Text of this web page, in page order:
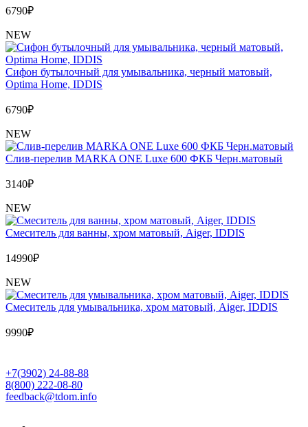
6790₽
NEW
Сифон бутылочный для умывальника, черный матовый,
Optima Home, IDDIS
6790₽
NEW
Слив-перелив MARKA ONE Luxe 600 ФКБ Черн.матовый
3140₽
NEW
Cмеситель для ванны, хром матовый, Aiger, IDDIS
14990₽
NEW
Cмеситель для умывальника, хром матовый, Aiger, IDDIS
9990₽
+7(3902) 24-88-88
8(800) 222-08-80
feedback@tdom.info